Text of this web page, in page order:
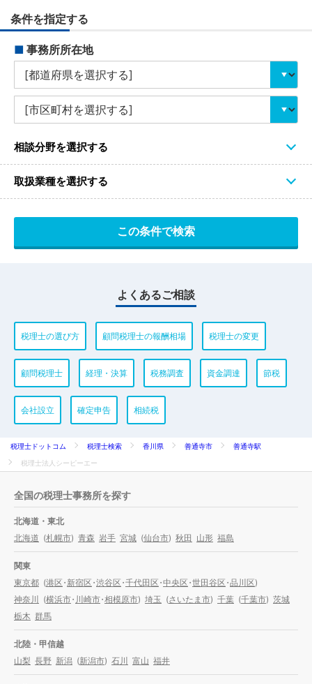
条件を指定する
■ 事務所所在地
相談分野を選択する
取扱業種を選択する
よくあるご相談
税理士の選び方 顧問税理士の報酬相場 税理士の変更
顧問税理士 経理・決算 税務調査 資金調達 節税
会社設立 確定申告 相続税
税理士ドットコム 税理士検索 香川県 善通寺市
善通寺駅
税理士法人シーピーエー
全国の税理士事務所を探す
北海道・東北
北海道 (札幌市) 青森 岩手 宮城 (仙台市) 秋田 山形 福島
関東
東京都 (港区・新宿区・渋谷区・千代田区・中央区・世田谷区・品川区)
神奈川 (横浜市・川崎市・相模原市) 埼玉 (さいたま市) 千葉 (千葉市) 茨城
栃木 群馬
北陸・甲信越
山梨 長野 新潟 (新潟市) 石川 富山 福井